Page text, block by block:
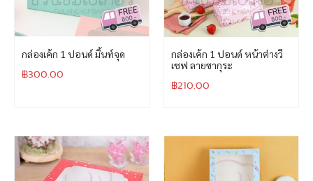
กล่องเค้ก 1 ปอนด์ มิ้นท์จุด
฿300.00
กล่องเค้ก 1 ปอนด์ หน้าต่างวี
เชฟ ลายซากุระ
฿210.00